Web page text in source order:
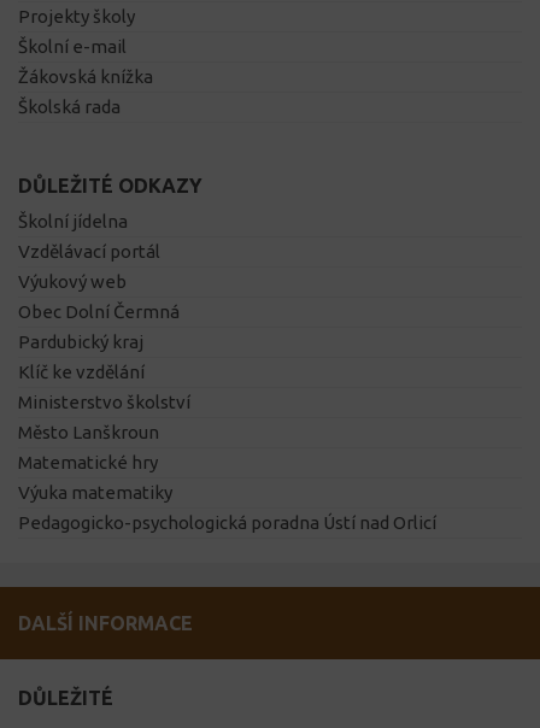
Projekty školy
Školní e-mail
Žákovská knížka
Školská rada
DŮLEŽITÉ ODKAZY
Školní jídelna
Vzdělávací portál
Výukový web
Obec Dolní Čermná
Pardubický kraj
Klíč ke vzdělání
Ministerstvo školství
Město Lanškroun
Matematické hry
Výuka matematiky
Pedagogicko-psychologická poradna Ústí nad Orlicí
DALŠÍ INFORMACE
DŮLEŽITÉ